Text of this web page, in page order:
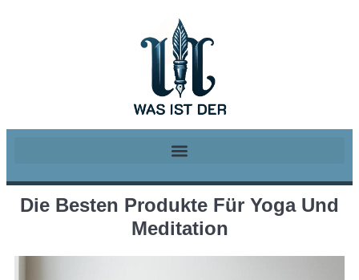
Die Besten Produkte Für Yoga Und
Meditation